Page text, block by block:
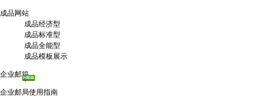
成品网站
成品经济型
成品标准型
成品全能型
成品模板展示
企业邮箱
企业邮局使用指南